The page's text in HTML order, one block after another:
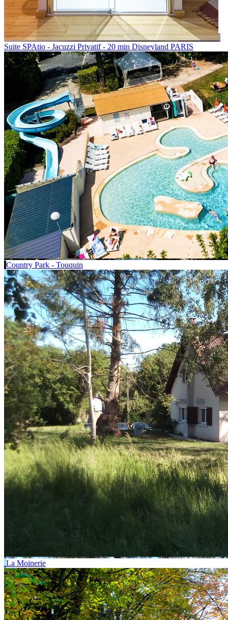
Suite SPAtio - Jacuzzi Privatif - 20 min Disneyland PARIS
Country Park - Touquin
La Moinerie